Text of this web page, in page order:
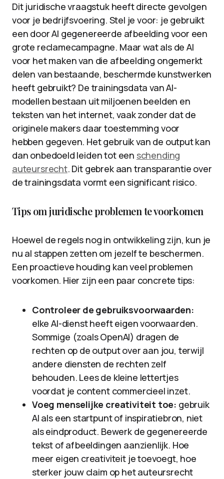
Dit juridische vraagstuk heeft directe gevolgen
voor je bedrijfsvoering. Stel je voor: je gebruikt
een door AI gegenereerde afbeelding voor een
grote reclamecampagne. Maar wat als de AI
voor het maken van die afbeelding ongemerkt
delen van bestaande, beschermde kunstwerken
heeft gebruikt? De trainingsdata van AI-
modellen bestaan uit miljoenen beelden en
teksten van het internet, vaak zonder dat de
originele makers daar toestemming voor
hebben gegeven. Het gebruik van de output kan
dan onbedoeld leiden tot een schending
auteursrecht. Dit gebrek aan transparantie over
de trainingsdata vormt een significant risico.
Tips om juridische problemen te voorkomen
Hoewel de regels nog in ontwikkeling zijn, kun je
nu al stappen zetten om jezelf te beschermen.
Een proactieve houding kan veel problemen
voorkomen. Hier zijn een paar concrete tips:
Controleer de gebruiksvoorwaarden:
elke AI-dienst heeft eigen voorwaarden.
Sommige (zoals OpenAI) dragen de
rechten op de output over aan jou, terwijl
andere diensten de rechten zelf
behouden. Lees de kleine lettertjes
voordat je content commercieel inzet.
Voeg menselijke creativiteit toe: gebruik
AI als een startpunt of inspiratiebron, niet
als eindproduct. Bewerk de gegenereerde
tekst of afbeeldingen aanzienlijk. Hoe
meer eigen creativiteit je toevoegt, hoe
sterker jouw claim op het auteursrecht